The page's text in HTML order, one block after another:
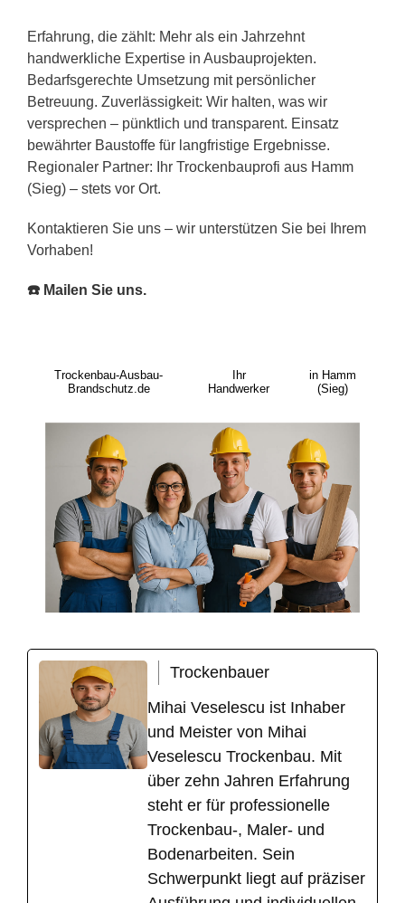
Erfahrung, die zählt: Mehr als ein Jahrzehnt
handwerkliche Expertise in Ausbauprojekten.
Bedarfsgerechte Umsetzung mit persönlicher
Betreuung. Zuverlässigkeit: Wir halten, was wir
versprechen – pünktlich und transparent. Einsatz
bewährter Baustoffe für langfristige Ergebnisse.
Regionaler Partner: Ihr Trockenbauprofi aus Hamm
(Sieg) – stets vor Ort.
Kontaktieren Sie uns – wir unterstützen Sie bei Ihrem
Vorhaben!
☎️ Mailen Sie uns.
Trockenbau-Ausbau-
Brandschutz.de
Ihr
Handwerker
in Hamm
(Sieg)
Trockenbauer
Mihai Veselescu ist Inhaber
und Meister von Mihai
Veselescu Trockenbau. Mit
über zehn Jahren Erfahrung
steht er für professionelle
Trockenbau-, Maler- und
Bodenarbeiten. Sein
Schwerpunkt liegt auf präziser